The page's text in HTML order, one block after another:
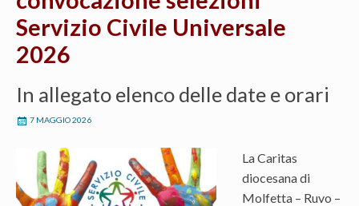
Servizio Civile Universale
2026
In allegato elenco delle date e orari
7 MAGGIO 2026
La Caritas
diocesana di
Molfetta – Ruvo –